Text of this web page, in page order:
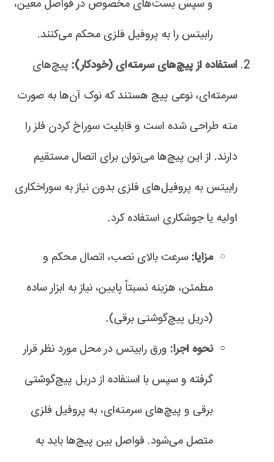
و سپس بست‌های مخصوص در فواصل معین،
رابیتس را به پروفیل فلزی محکم می‌کنند.
استفاده از پیچ‌های سرمته‌ای (خودکار): پیچ‌های
سرمته‌ای، نوعی پیچ هستند که نوک آن‌ها به صورت
مته طراحی شده است و قابلیت سوراخ کردن فلز را
دارند. از این پیچ‌ها می‌توان برای اتصال مستقیم
رابیتس به پروفیل‌های فلزی بدون نیاز به سوراخکاری
اولیه یا جوشکاری استفاده کرد.
مزایا: سرعت بالای نصب، اتصال محکم و
مطمئن، هزینه نسبتاً پایین، نیاز به ابزار ساده
(دریل پیچ‌گوشتی برقی).
نحوه اجرا: ورق رابیتس در محل مورد نظر قرار
گرفته و سپس با استفاده از دریل پیچ‌گوشتی
برقی و پیچ‌های سرمته‌ای، به پروفیل فلزی
متصل می‌شود. فواصل بین پیچ‌ها باید به